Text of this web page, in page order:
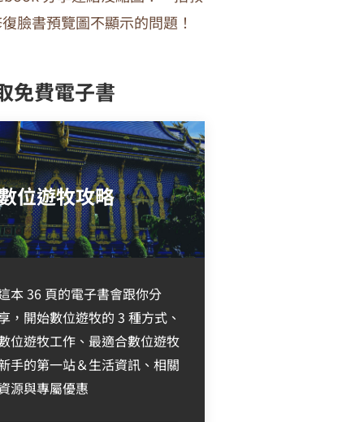
臉書預覽圖不顯示的問題！
免費電子書
位遊牧攻略
本 36 頁的電子書會跟你分
，開始數位遊牧的 3 種方式、
位遊牧工作、最適合數位遊牧
手的第一站＆生活資訊、相關
源與專屬優惠